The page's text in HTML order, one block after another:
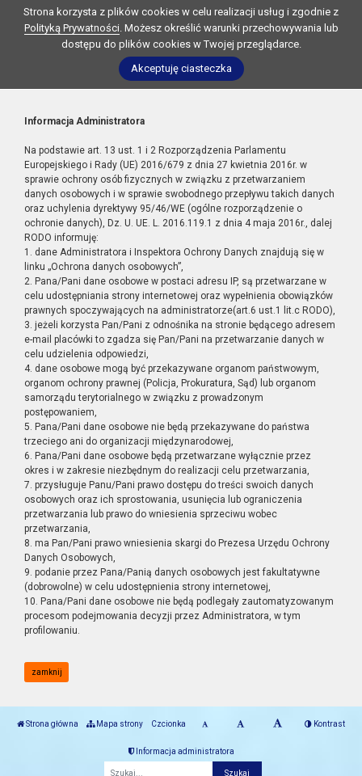
Strona korzysta z plików cookies w celu realizacji usług i zgodnie z
Polityką Prywatności. Możesz określić warunki przechowywania lub
dostępu do plików cookies w Twojej przeglądarce.
Akceptuję ciasteczka
Informacja Administratora
Na podstawie art. 13 ust. 1 i 2 Rozporządzenia Parlamentu
Europejskiego i Rady (UE) 2016/679 z dnia 27 kwietnia 2016r. w
sprawie ochrony osób fizycznych w związku z przetwarzaniem
danych osobowych i w sprawie swobodnego przepływu takich danych
oraz uchylenia dyrektywy 95/46/WE (ogólne rozporządzenie o
ochronie danych), Dz. U. UE. L. 2016.119.1 z dnia 4 maja 2016r., dalej
RODO informuję:
1. dane Administratora i Inspektora Ochrony Danych znajdują się w
linku „Ochrona danych osobowych”,
2. Pana/Pani dane osobowe w postaci adresu IP, są przetwarzane w
celu udostępniania strony internetowej oraz wypełnienia obowiązków
prawnych spoczywających na administratorze(art.6 ust.1 lit.c RODO),
3. jeżeli korzysta Pan/Pani z odnośnika na stronie będącego adresem
e-mail placówki to zgadza się Pan/Pani na przetwarzanie danych w
celu udzielenia odpowiedzi,
4. dane osobowe mogą być przekazywane organom państwowym,
organom ochrony prawnej (Policja, Prokuratura, Sąd) lub organom
samorządu terytorialnego w związku z prowadzonym
postępowaniem,
5. Pana/Pani dane osobowe nie będą przekazywane do państwa
trzeciego ani do organizacji międzynarodowej,
6. Pana/Pani dane osobowe będą przetwarzane wyłącznie przez
okres i w zakresie niezbędnym do realizacji celu przetwarzania,
7. przysługuje Panu/Pani prawo dostępu do treści swoich danych
osobowych oraz ich sprostowania, usunięcia lub ograniczenia
przetwarzania lub prawo do wniesienia sprzeciwu wobec
przetwarzania,
8. ma Pan/Pani prawo wniesienia skargi do Prezesa Urzędu Ochrony
Danych Osobowych,
9. podanie przez Pana/Panią danych osobowych jest fakultatywne
(dobrowolne) w celu udostępnienia strony internetowej,
10. Pana/Pani dane osobowe nie będą podlegały zautomatyzowanym
procesom podejmowania decyzji przez Administratora, w tym
profilowaniu.
zamknij
Strona główna Mapa strony Czcionka Kontrast
Informacja administratora